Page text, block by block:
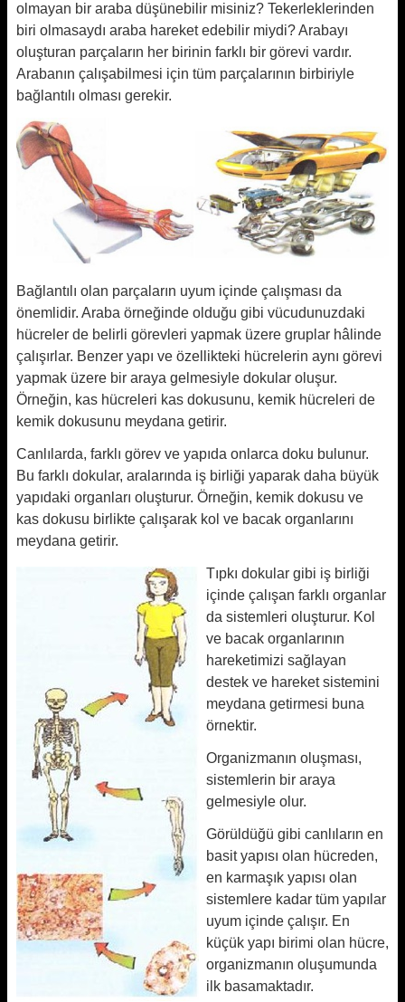
olmayan bir araba düşünebilir misiniz? Tekerleklerinden
biri olmasaydı araba hareket edebilir miydi? Arabayı
oluşturan parçaların her birinin farklı bir görevi vardır.
Arabanın çalışabilmesi için tüm parçalarının birbiriyle
bağlantılı olması gerekir.
Bağlantılı olan parçaların uyum içinde çalışması da
önemlidir. Araba örneğinde olduğu gibi vücudunuzdaki
hücreler de belirli görevleri yapmak üzere gruplar hâlinde
çalışırlar. Benzer yapı ve özellikteki hücrelerin aynı görevi
yapmak üzere bir araya gelmesiyle dokular oluşur.
Örneğin, kas hücreleri kas dokusunu, kemik hücreleri de
kemik dokusunu meydana getirir.
Canlılarda, farklı görev ve yapıda onlarca doku bulunur.
Bu farklı dokular, aralarında iş birliği yaparak daha büyük
yapıdaki organları oluşturur. Örneğin, kemik dokusu ve
kas dokusu birlikte çalışarak kol ve bacak organlarını
meydana getirir.
Tıpkı dokular gibi iş birliği
içinde çalışan farklı organlar
da sistemleri oluşturur. Kol
ve bacak organlarının
hareketimizi sağlayan
destek ve hareket sistemini
meydana getirmesi buna
örnektir.
Organizmanın oluşması,
sistemlerin bir araya
gelmesiyle olur.
Görüldüğü gibi canlıların en
basit yapısı olan hücreden,
en karmaşık yapısı olan
sistemlere kadar tüm yapılar
uyum içinde çalışır. En
küçük yapı birimi olan hücre,
organizmanın oluşumunda
ilk basamaktadır.